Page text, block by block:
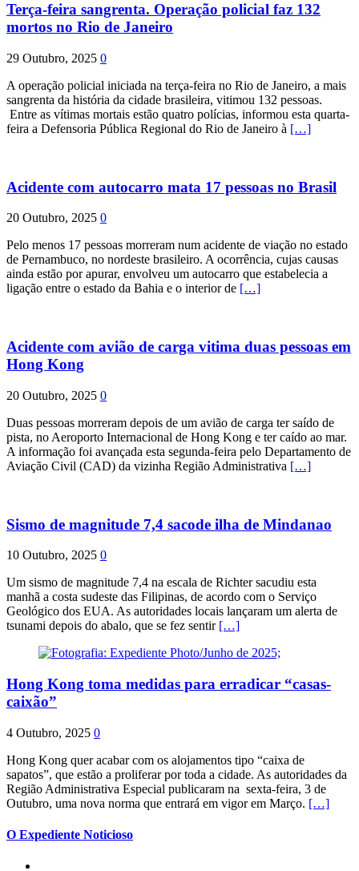
Terça-feira sangrenta. Operação policial faz 132
mortos no Rio de Janeiro
29 Outubro, 2025 0
A operação policial iniciada na terça-feira no Rio de Janeiro, a mais
sangrenta da história da cidade brasileira, vitimou 132 pessoas.
Entre as vítimas mortais estão quatro polícias, informou esta quarta-
feira a Defensoria Pública Regional do Rio de Janeiro à […]
Acidente com autocarro mata 17 pessoas no Brasil
20 Outubro, 2025 0
Pelo menos 17 pessoas morreram num acidente de viação no estado
de Pernambuco, no nordeste brasileiro. A ocorrência, cujas causas
ainda estão por apurar, envolveu um autocarro que estabelecia a
ligação entre o estado da Bahia e o interior de […]
Acidente com avião de carga vitima duas pessoas em
Hong Kong
20 Outubro, 2025 0
Duas pessoas morreram depois de um avião de carga ter saído de
pista, no Aeroporto Internacional de Hong Kong e ter caído ao mar.
A informação foi avançada esta segunda-feira pelo Departamento de
Aviação Civil (CAD) da vizinha Região Administrativa […]
Sismo de magnitude 7,4 sacode ilha de Mindanao
10 Outubro, 2025 0
Um sismo de magnitude 7,4 na escala de Richter sacudiu esta
manhã a costa sudeste das Filipinas, de acordo com o Serviço
Geológico dos EUA. As autoridades locais lançaram um alerta de
tsunami depois do abalo, que se fez sentir […]
Hong Kong toma medidas para erradicar “casas-
caixão”
4 Outubro, 2025 0
Hong Kong quer acabar com os alojamentos tipo “caixa de
sapatos”, que estão a proliferar por toda a cidade. As autoridades da
Região Administrativa Especial publicaram na sexta-feira, 3 de
Outubro, uma nova norma que entrará em vigor em Março. […]
O Expediente Noticioso